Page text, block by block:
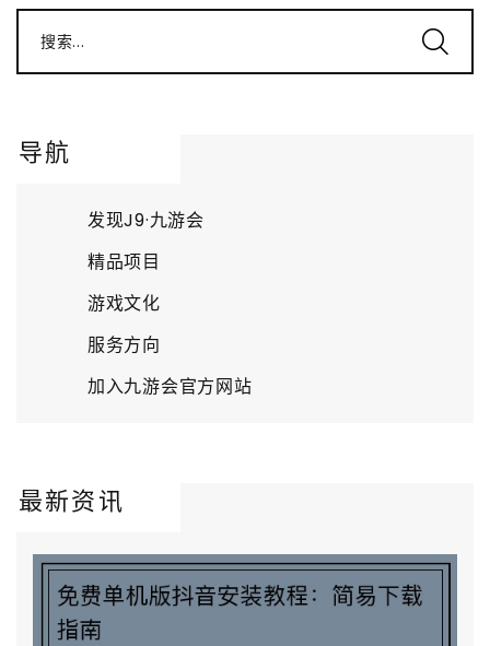
搜索...
导航
发现J9·九游会
精品项目
游戏文化
服务方向
加入九游会官方网站
最新资讯